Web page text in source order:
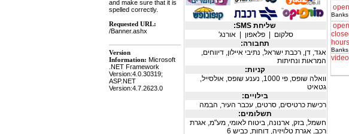
שליחת SMS:
סלקום
פלאפון
אורנג'
תחבורה:
אגד, דן, רכבת ישראל, נתיבי איילון, דיווחים,
המראות ונחיתות
קניות:
וואלה שופס, פי 1000 , נענע שופס, אולסייל,
גטאיט
בילויים:
רכישת כרטיסים, סרטים, עכבר העיר, הבמה
תשלומים:
חשמל, בזק, ארנונה, ביטוח לאומי, מע"מ, אגרת
רכב, אגרת טלויזיה, דוחות, כביש 6
Banks